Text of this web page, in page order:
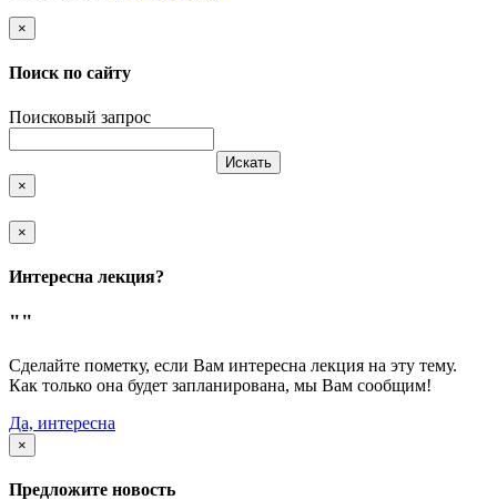
×
Поиск по сайту
Поисковый запрос
Искать
×
×
Интересна лекция?
""
Сделайте пометку, если Вам интересна лекция на эту тему.
Как только она будет запланирована, мы Вам сообщим!
Да, интересна
×
Предложите новость